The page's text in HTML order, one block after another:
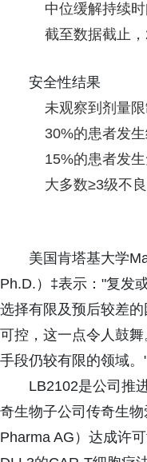
中位缓解持续
截至数据截止
安全性结果
未观察到剂量
30%的患者发
15%的患者发
大多数≥3级不
美国肯塔基大学
Ph.D.）‡表示："复发
选择有限及预后较差
可控，这一点令人鼓
手段仍较有限的领域。
LB2102是公司推
奇生物子公司传奇生
Pharma AG）达成许